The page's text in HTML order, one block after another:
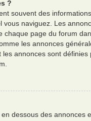
?
souvent des
vous naviguez. Les
chaque page du forum
les annonces
les annonces sont définies
dessous des annonces